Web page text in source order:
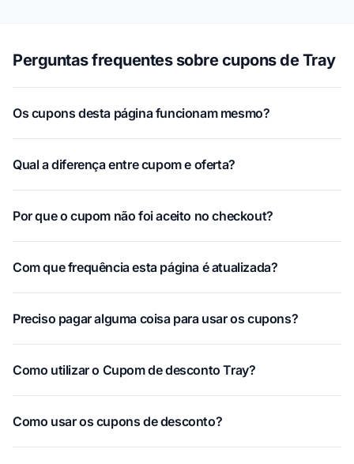
Perguntas frequentes sobre cupons de Tray
Os cupons desta página funcionam mesmo?
Qual a diferença entre cupom e oferta?
Por que o cupom não foi aceito no checkout?
Com que frequência esta página é atualizada?
Preciso pagar alguma coisa para usar os cupons?
Como utilizar o Cupom de desconto Tray?
Como usar os cupons de desconto?